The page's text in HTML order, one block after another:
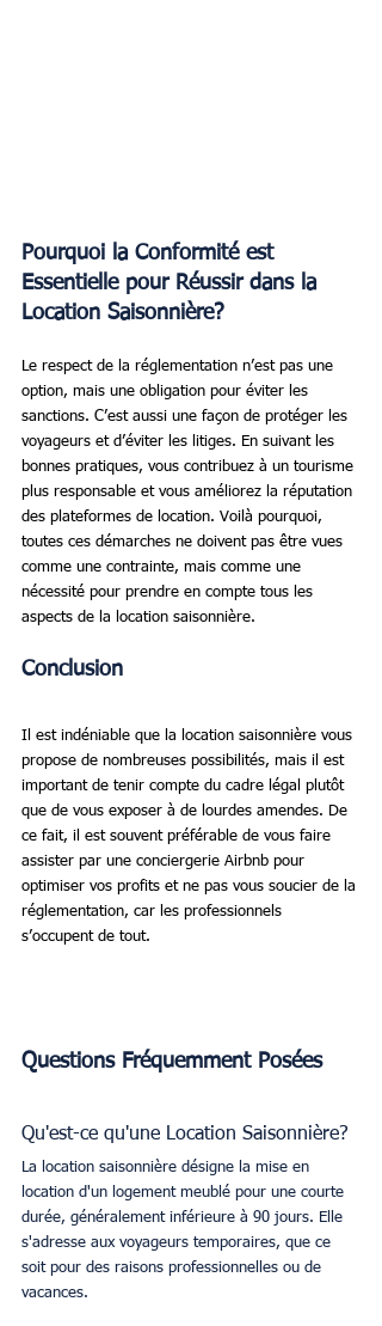
Pourquoi la Conformité est
Essentielle pour Réussir dans la
Location Saisonnière?
Le respect de la réglementation n’est pas une
option, mais une obligation pour éviter les
sanctions. C’est aussi une façon de protéger les
voyageurs et d’éviter les litiges. En suivant les
bonnes pratiques, vous contribuez à un tourisme
plus responsable et vous améliorez la réputation
des plateformes de location. Voilà pourquoi,
toutes ces démarches ne doivent pas être vues
comme une contrainte, mais comme une
nécessité pour prendre en compte tous les
aspects de la location saisonnière.
Conclusion
Il est indéniable que la location saisonnière vous
propose de nombreuses possibilités, mais il est
important de tenir compte du cadre légal plutôt
que de vous exposer à de lourdes amendes. De
ce fait, il est souvent préférable de vous faire
assister par une conciergerie Airbnb pour
optimiser vos profits et ne pas vous soucier de la
réglementation, car les professionnels
s’occupent de tout.
Questions Fréquemment Posées
Qu'est-ce qu'une Location Saisonnière?
La location saisonnière désigne la mise en
location d'un logement meublé pour une courte
durée, généralement inférieure à 90 jours. Elle
s'adresse aux voyageurs temporaires, que ce
soit pour des raisons professionnelles ou de
vacances.